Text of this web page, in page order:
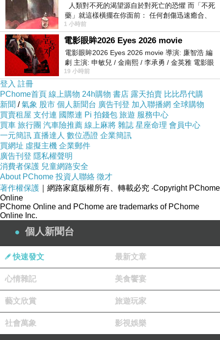
瘦身操推薦
Salvatore Ferragamo Signorina 芭蕾女伶女性淡
香精 5ml
LAB SERIES 雅男士 控油保濕乳液 50ml
【Laura-Mier勞拉蜜兒】蝸牛滋養修護晶凍面膜
(250g)
JILL STUART 米色愛心提袋組
ReVive 極緻超效除紋精華(5ml)
人類對不死的渴望源自於對死亡的恐懼 而「不死
藥」就這樣橫擺在你面前： 任何創傷迅速癒合、
停止衰老、痛覺消失…堪
1 小時前
電影眼眸2026 Eyes 2026 movie
電影眼眸2026 Eyes 2026 movie 導演: 廉智浩 編
劇 主演: 申敏兒 / 金南熙 / 李承勇 / 金英雅 電影眼
眸2026描述攝影師徐珍因遺
19 小時前
登入 註冊
PChome首頁 線上購物 24h購物 書店 露天拍賣 比比昂代購
新聞 /氣象 股市 個人新聞台 廣告刊登 加入聯播網 全球購物
買賣租屋 支付連 國際連 Pi 拍錢包 旅遊 服務中心
買車 旅行團 汽車險推薦 線上麻將 雜誌 星座命理 會員中心
一元簡訊 直播達人 數位憑證 企業簡訊
買網址 虛擬主機 企業郵件
廣告刊登 隱私權聲明
消費者保護 兒童網路安全
About PChome 投資人聯絡 徵才
著作權保護 ｜網路家庭版權所有、轉載必究 ‧Copyright PChome
Online
PChome Online and PChome are trademarks of PChome
Online Inc.
個人新聞台
快速發文 最新文章
心情雜記 美食饗宴
藝文欣賞 旅遊玩家
社會萬象 影視娛樂